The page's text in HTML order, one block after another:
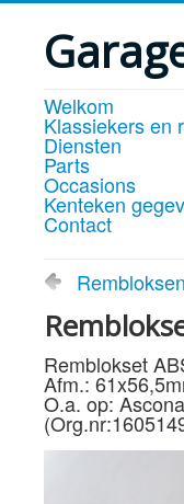
Welkom
Klassiekers en
Diensten
Parts
Occasions
Kenteken
Contact
Remblokset
Afm.:
O.a. op: